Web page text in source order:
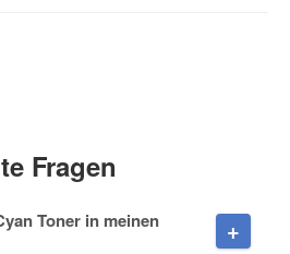
Fragen
Toner in meinen